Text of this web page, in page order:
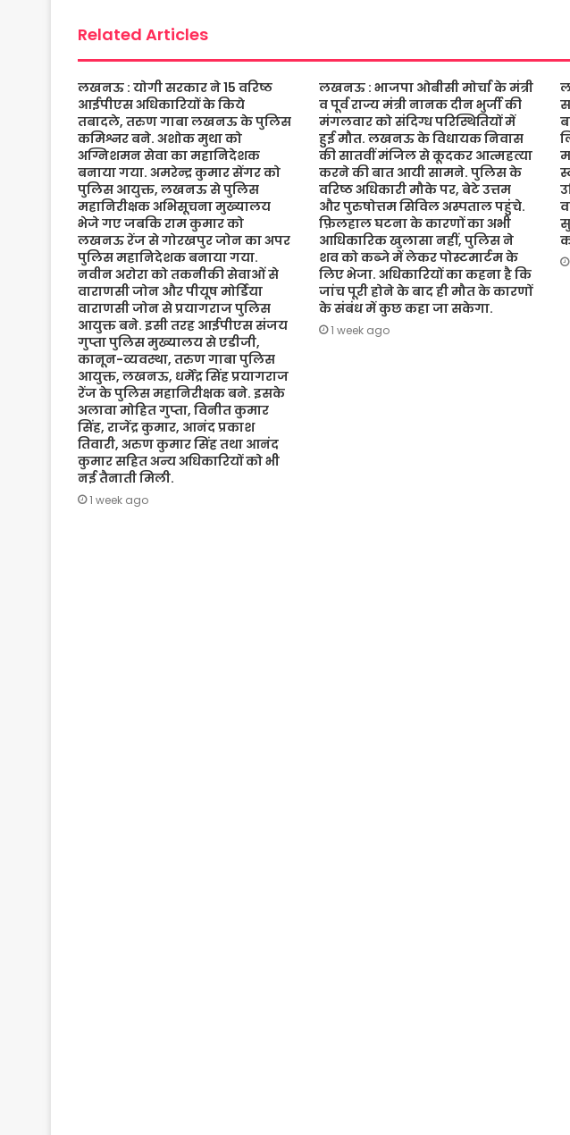
Related Articles
लखनऊ : योगी सरकार ने 15 वरिष्ठ
आईपीएस अधिकारियों के किये
तबादले, तरुण गाबा लखनऊ के पुलिस
कमिश्नर बने. अशोक मुथा को
अग्निशमन सेवा का महानिदेशक
बनाया गया. अमरेन्द्र कुमार सेंगर को
पुलिस आयुक्त, लखनऊ से पुलिस
महानिरीक्षक अभिसूचना मुख्यालय
भेजे गए जबकि राम कुमार को
लखनऊ रेंज से गोरखपुर जोन का अपर
पुलिस महानिदेशक बनाया गया.
नवीन अरोरा को तकनीकी सेवाओं से
वाराणसी जोन और पीयूष मोर्डिया
वाराणसी जोन से प्रयागराज पुलिस
आयुक्त बने. इसी तरह आईपीएस संजय
गुप्ता पुलिस मुख्यालय से एडीजी,
कानून-व्यवस्था, तरुण गाबा पुलिस
आयुक्त, लखनऊ, धर्मेंद्र सिंह प्रयागराज
रेंज के पुलिस महानिरीक्षक बने. इसके
अलावा मोहित गुप्ता, विनीत कुमार
सिंह, राजेंद्र कुमार, आनंद प्रकाश
तिवारी, अरुण कुमार सिंह तथा आनंद
कुमार सहित अन्य अधिकारियों को भी
नई तैनाती मिली.
1 week ago
लखनऊ : भाजपा ओबीसी मोर्चा के मंत्री
व पूर्व राज्य मंत्री नानक दीन भुर्जी की
मंगलवार को संदिग्ध परिस्थितियों में
हुई मौत. लखनऊ के विधायक निवास
की सातवीं मंजिल से कूदकर आत्महत्या
करने की बात आयी सामने. पुलिस के
वरिष्ठ अधिकारी मौके पर, बेटे उत्तम
और पुरुषोत्तम सिविल अस्पताल पहुंचे.
फ़िलहाल घटना के कारणों का अभी
आधिकारिक खुलासा नहीं, पुलिस ने
शव को कब्जे में लेकर पोस्टमार्टम के
लिए भेजा. अधिकारियों का कहना है कि
जांच पूरी होने के बाद ही मौत के कारणों
के संबंध में कुछ कहा जा सकेगा.
1 week ago